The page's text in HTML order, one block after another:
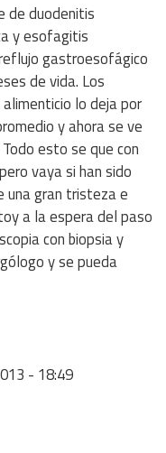
de duodenitis
y esofagitis
gastroesofágico
de vida. Los
lo deja por
y ahora se ve
esto se que con
vaya si han sido
una gran tristeza e
a la espera del paso
con biopsia y
y se pueda
- 18:49